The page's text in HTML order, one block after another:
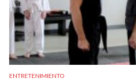
ENTRETENIMIENTO